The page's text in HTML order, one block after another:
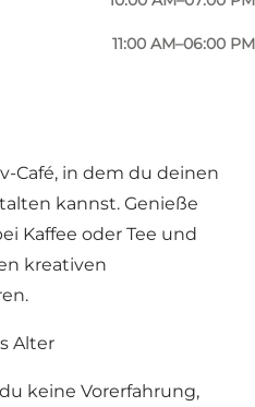
11:00 AM–06:00 PM
mitten in Odense
charmanten Straße
Café, in dem du deinen
kannst. Genieße
Kaffee oder Tee und
kreativen
Alter
keine Vorerfahrung,